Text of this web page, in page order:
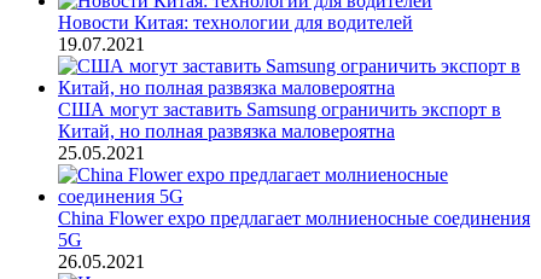
Новости Китая: технологии для водителей
19.07.2021
США могут заставить Samsung ограничить экспорт в
Китай, но полная развязка маловероятна
25.05.2021
China Flower expo предлагает молниеносные соединения
5G
26.05.2021